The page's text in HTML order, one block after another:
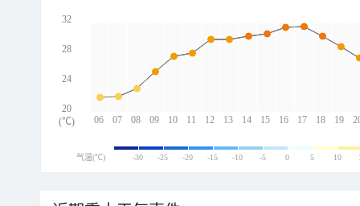
06 07 08 09 10 11 12 13 14 15 16 17 18 19
32
28
24
20
(℃)
气温(℃) -30 -25 -20 -15 -10 -5 0 5 10